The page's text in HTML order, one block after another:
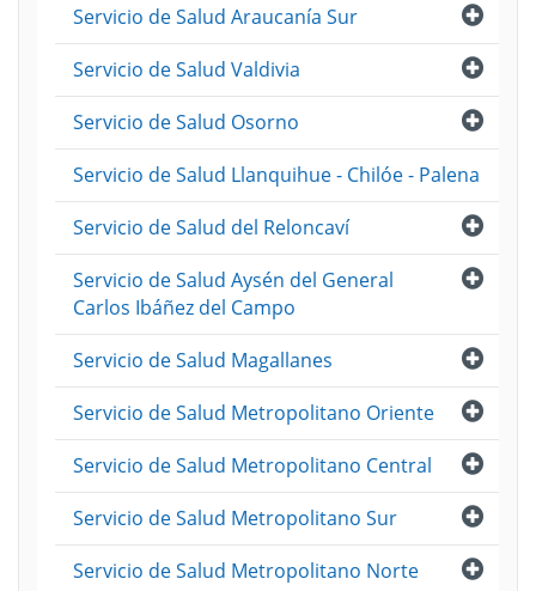
Abrir
Servicio de Salud Araucanía Sur
Abrir
Servicio de Salud Valdivia
Abrir
Servicio de Salud Osorno
Servicio de Salud Llanquihue - Chilóe - Palena
Abrir
Servicio de Salud del Reloncaví
Abrir
Servicio de Salud Aysén del General
Carlos Ibáñez del Campo
Abrir
Servicio de Salud Magallanes
Abrir
Servicio de Salud Metropolitano Oriente
Abrir
Servicio de Salud Metropolitano Central
Abrir
Servicio de Salud Metropolitano Sur
Abrir
Servicio de Salud Metropolitano Norte